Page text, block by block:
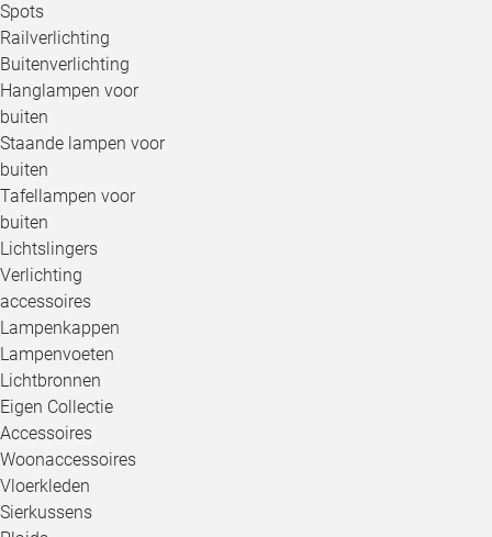
Spots
Railverlichting
Buitenverlichting
Hanglampen voor
buiten
Staande lampen voor
buiten
Tafellampen voor
buiten
Lichtslingers
Verlichting
accessoires
Lampenkappen
Lampenvoeten
Lichtbronnen
Eigen Collectie
Accessoires
Woonaccessoires
Vloerkleden
Sierkussens